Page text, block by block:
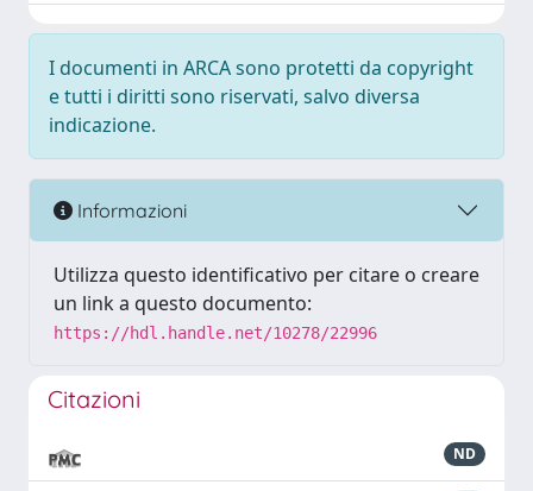
I documenti in ARCA sono protetti da copyright
e tutti i diritti sono riservati, salvo diversa
indicazione.
Informazioni
Utilizza questo identificativo per citare o creare
un link a questo documento:
https://hdl.handle.net/10278/22996
Citazioni
ND